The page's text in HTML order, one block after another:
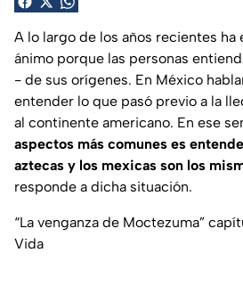
A lo largo de los años recientes ha
ánimo porque las personas
- de sus orígenes. En México
entender lo que pasó previo a la
al continente americano. En ese
aspectos más comunes es
aztecas y los mexicas son los
responde a dicha situación.
“La venganza de Moctezuma”
Vida